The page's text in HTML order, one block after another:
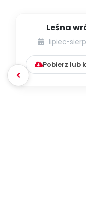
Leśna
lipiec-
Pobierz lub